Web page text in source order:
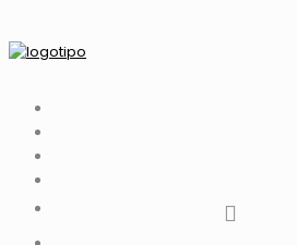
Youtube